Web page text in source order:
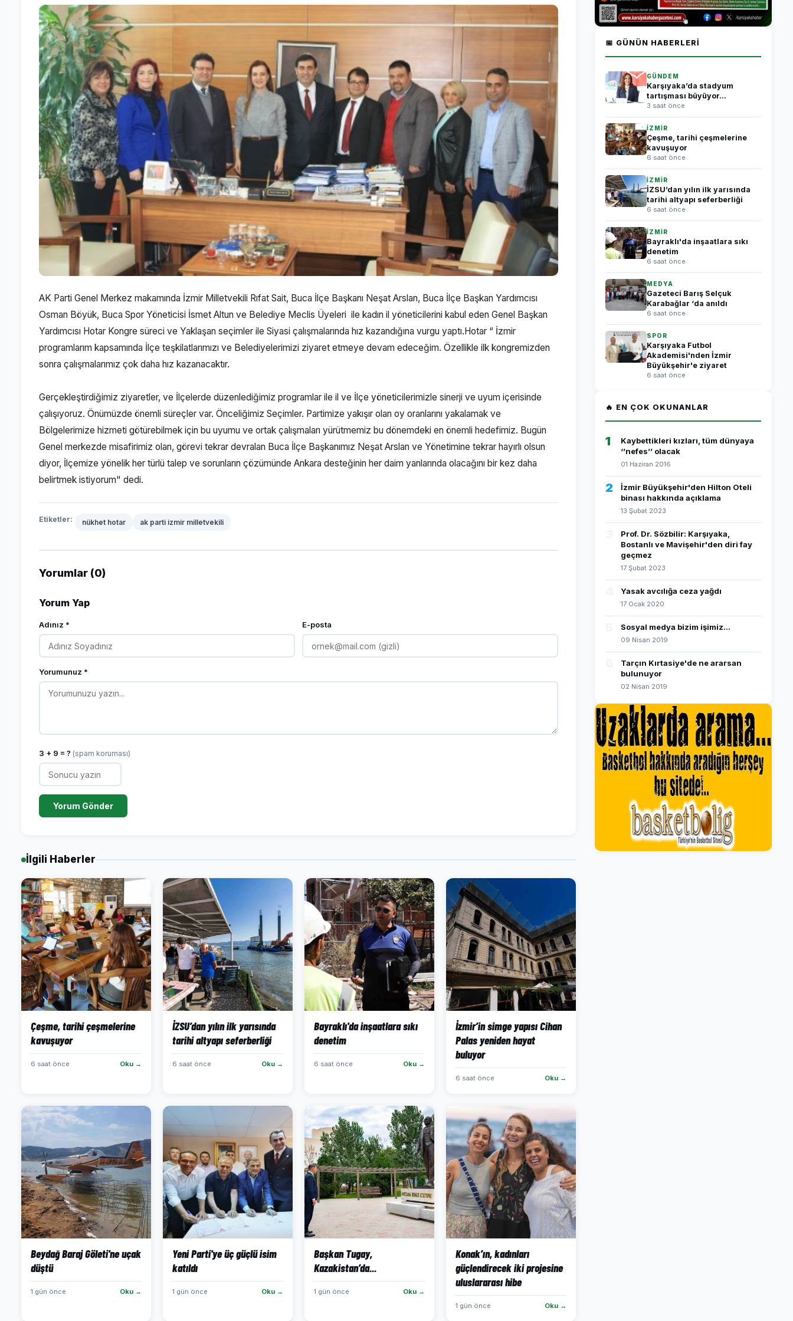
AK Parti Genel Merkez makamında İzmir Milletvekili Rıfat Sait, Buca İlçe Başkanı Neşat Arslan, Buca İlçe Başkan Yardımcısı
Osman Böyük, Buca Spor Yöneticisi İsmet Altun ve Belediye Meclis Üyeleri ile kadın il yöneticilerini kabul eden Genel Başkan
Yardımcısı Hotar Kongre süreci ve Yaklaşan seçimler ile Siyasi çalışmalarında hız kazandığına vurgu yaptı.Hotar “ İzmir
programlarım kapsamında İlçe teşkilatlarımızı ve Belediyelerimizi ziyaret etmeye devam edeceğim. Özellikle ilk kongremizden
sonra çalışmalarımız çok daha hız kazanacaktır.
Gerçekleştirdiğimiz ziyaretler, ve İlçelerde düzenlediğimiz programlar ile il ve İlçe yöneticilerimizle sinerji ve uyum içerisinde
çalışıyoruz. Önümüzde önemli süreçler var. Önceliğimiz Seçimler. Partimize yakışır olan oy oranlarını yakalamak ve
Bölgelerimize hizmeti götürebilmek için bu uyumu ve ortak çalışmaları yürütmemiz bu dönemdeki en önemli hedefimiz. Bugün
Genel merkezde misafirimiz olan, görevi tekrar devralan Buca İlçe Başkanımız Neşat Arslan ve Yönetimine tekrar hayırlı olsun
diyor, İlçemize yönelik her türlü talep ve sorunların çözümünde Ankara desteğinin her daim yanlarında olacağını bir kez daha
belirtmek istiyorum" dedi.
Etiketler: nükhet hotar ak parti izmir milletvekili
Yorumlar (0)
Yorum Yap
Adınız * E-posta
Yorumunuz *
3 + 9 = ? (spam koruması)
Yorum Gönder
İlgili Haberler
Çeşme, tarihi çeşmelerine
kavuşuyor
6 saat önce Oku →
İZSU’dan yılın ilk yarısında
tarihi altyapı seferberliği
6 saat önce Oku →
Bayraklı'da inşaatlara sıkı
denetim
6 saat önce Oku →
İzmir’in simge yapısı Cihan
Palas yeniden hayat
buluyor
6 saat önce Oku →
Beydağ Baraj Göleti'ne uçak
düştü
1 gün önce Oku →
Yeni Parti'ye üç güçlü isim
katıldı
1 gün önce Oku →
Başkan Tugay,
Kazakistan’da...
1 gün önce Oku →
Konak’ın, kadınları
güçlendirecek iki projesine
uluslararası hibe
1 gün önce Oku →
📅 GÜNÜN HABERLERI
GÜNDEM
Karşıyaka’da stadyum
tartışması büyüyor...
3 saat önce
İZMİR
Çeşme, tarihi çeşmelerine
kavuşuyor
6 saat önce
İZMİR
İZSU’dan yılın ilk yarısında
tarihi altyapı seferberliği
6 saat önce
İZMİR
Bayraklı'da inşaatlara sıkı
denetim
6 saat önce
MEDYA
Gazeteci Barış Selçuk
Karabağlar ‘da anıldı
6 saat önce
SPOR
Karşıyaka Futbol
Akademisi'nden İzmir
Büyükşehir'e ziyaret
6 saat önce
🔥 EN ÇOK OKUNANLAR
1
Kaybettikleri kızları, tüm dünyaya
‘’nefes’’ olacak
01 Haziran 2016
2
İzmir Büyükşehir'den Hilton Oteli
binası hakkında açıklama
13 Şubat 2023
Prof. Dr. Sözbilir: Karşıyaka,
Bostanlı ve Mavişehir'den diri fay
geçmez
17 Şubat 2023
Yasak avcılığa ceza yağdı
17 Ocak 2020
Sosyal medya bizim işimiz...
09 Nisan 2019
Tarçın Kırtasiye'de ne ararsan
bulunuyor
02 Nisan 2019